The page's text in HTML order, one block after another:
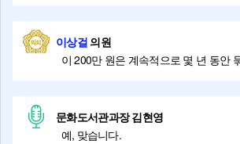
이상걸의원
이 200만 원은 계속적으로 몇 년 동안
문화도서관과장 김현영
예, 맞습니다.